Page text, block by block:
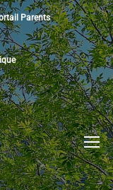
Parents